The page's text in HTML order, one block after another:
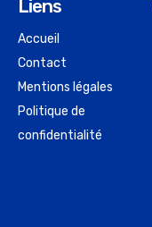
Liens
Accueil
Contact
Mentions légales
Politique de
confidentialité